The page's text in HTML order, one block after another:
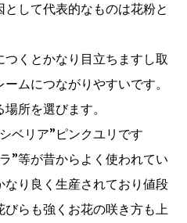
して代表的なものは花粉と
くとかなり目立ちますし取
ムにつながりやすいです。
所を選びます。
ベリア”ピンクユリです
”等が昔からよく使われてい
なり良く生産されており値段
びらも強くお花の咲き方も上